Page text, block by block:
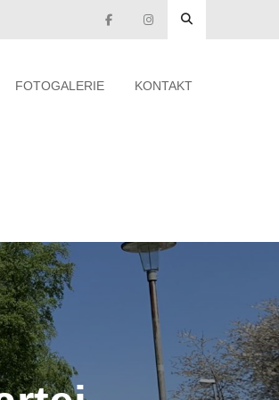
FOTOGALERIE KONTAKT